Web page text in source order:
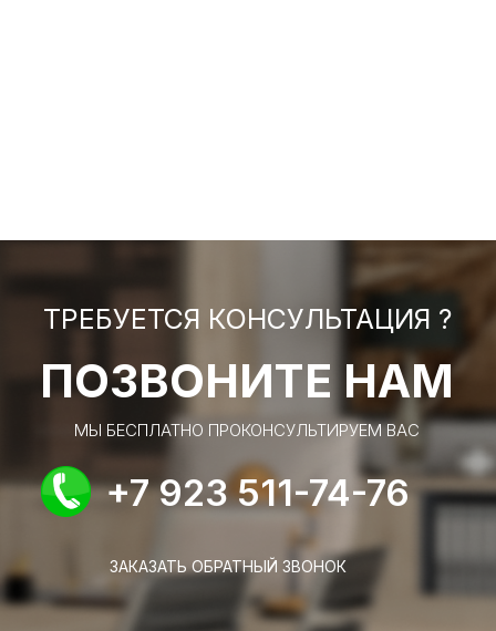
ТРЕБУЕТСЯ КОНСУЛЬТАЦИЯ ?
ПОЗВОНИТЕ НАМ
МЫ БЕСПЛАТНО ПРОКОНСУЛЬТИРУЕМ ВАС
+7 923 511-74-76
ЗАКАЗАТЬ ОБРАТНЫЙ ЗВОНОК